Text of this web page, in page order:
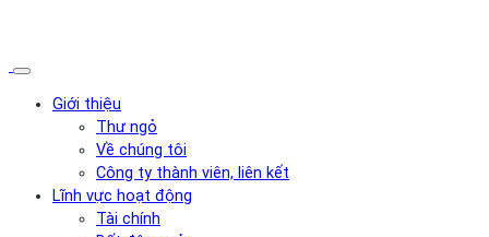
Giới thiệu
Thư ngỏ
Về chúng tôi
Công ty thành viên, liên kết
Lĩnh vực hoạt động
Tài chính